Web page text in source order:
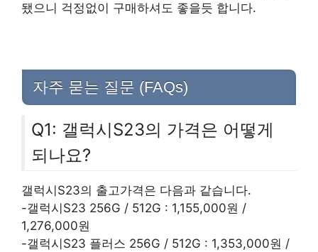
됐으니 걱정없이 구매하셔도 좋을듯 합니다.
자주 묻는 질문 (FAQs)
Q1: 갤럭시S23의 가격은 어떻게
되나요?
갤럭시S23의 출고가격은 다음과 같습니다.
-갤럭시S23 256G / 512G : 1,155,000원 /
1,276,000원
-갤럭시S23 플러스 256G / 512G : 1,353,000원 /